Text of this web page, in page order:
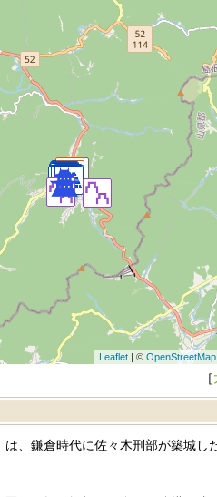
Leaflet| © OpenStreetMap
［
、鎌倉時代に佐々木刑部が築城し